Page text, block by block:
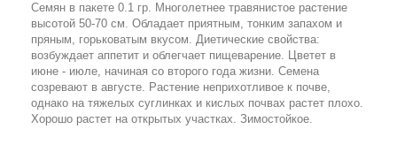
Семян в пакете 0.1 гр. Многолетнее травянистое растение
высотой 50-70 см. Обладает приятным, тонким запахом и
пряным, горьковатым вкусом. Диетические свойства:
возбуждает аппетит и облегчает пищеварение. Цветет в
июне - июле, начиная со второго года жизни. Семена
созревают в августе. Растение неприхотливое к почве,
однако на тяжелых суглинках и кислых почвах растет плохо.
Хорошо растет на открытых участках. Зимостойкое.